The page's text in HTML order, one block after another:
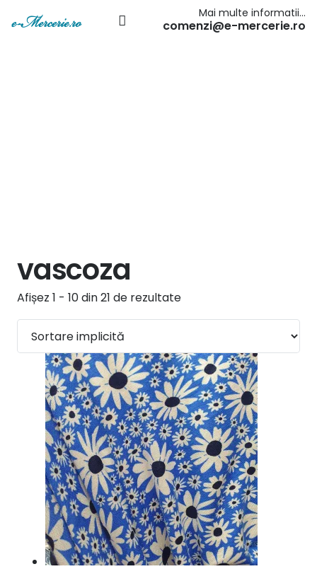
Mai multe informatii…
comenzi@e-mercerie.ro
vascoza
Afișez 1 - 10 din 21 de rezultate